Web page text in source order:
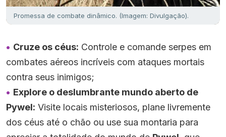
Promessa de combate dinâmico. (Imagem: Divulgação).
Cruze os céus: Controle e comande serpes em
combates aéreos incríveis com ataques mortais
contra seus inimigos;
Explore o deslumbrante mundo aberto de
Pywel: Visite locais misteriosos, plane livremente
dos céus até o chão ou use sua montaria para